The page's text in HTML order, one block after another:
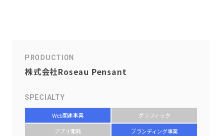
PRODUCTION
株式会社Roseau Pensant
SPECIALTY
Web関連事業
グラフィック
アプリ開発
ブランディング事業